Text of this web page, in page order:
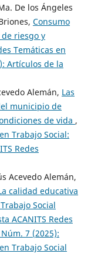
De los Ángeles
Consumo
riesgo y
Temáticas en
Artículos de la
Alemán, Las
municipio de
de vida ,
Trabajo Social:
Redes
Acevedo Alemán,
calidad educativa
Social
ACANITS Redes
7 (2025):
Trabajo Social